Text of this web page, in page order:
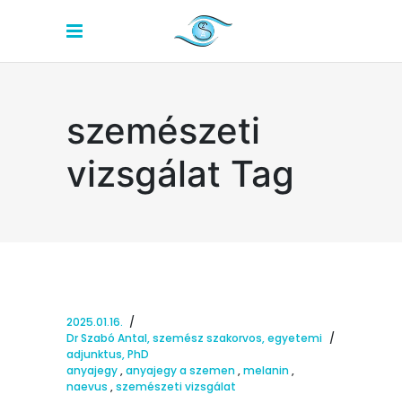
szemészeti
vizsgálat Tag
2025.01.16.
Dr Szabó Antal, szemész szakorvos, egyetemi
adjunktus, PhD
anyajegy,anyajegy a szemen,melanin,
naevus ,szemészeti vizsgálat